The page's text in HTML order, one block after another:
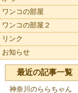
ワンコの部屋
ワンコの部屋２
リンク
お知らせ
最近の記事一覧
神奈川のららちゃん